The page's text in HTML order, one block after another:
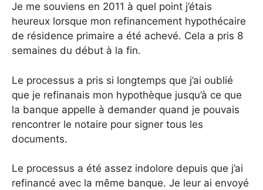
Je me souviens en 2011 à quel point j’étais
heureux lorsque mon refinancement hypothécaire
de résidence primaire a été achevé. Cela a pris 8
semaines du début à la fin.
Le processus a pris si longtemps que j’ai oublié
que je refinanais mon hypothèque jusqu’à ce que
la banque appelle à demander quand je pouvais
rencontrer le notaire pour signer tous les
documents.
Le processus a été assez indolore depuis que j’ai
refinancé avec la même banque. Je leur ai envoyé